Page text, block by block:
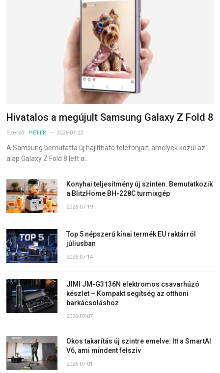
Hivatalos a megújult Samsung Galaxy Z Fold 8
Szerző: PÉTER 2026-07-22
A Samsung bemutatta új hajlítható telefonjait, amelyek közül az
alap Galaxy Z Fold 8 lett a…
Konyhai teljesítmény új szinten: Bemutatkozik
a BlitzHome BH-228C turmixgép
2026-07-19
Top 5 népszerű kínai termék EU raktárról
júliusban
2026-07-14
JIMI JM-G3136N elektromos csavarhúzó
készlet – Kompakt segítség az otthoni
barkácsoláshoz
2026-07-07
Okos takarítás új szintre emelve: Itt a SmartAI
V6, ami mindent felszív
2026-07-01